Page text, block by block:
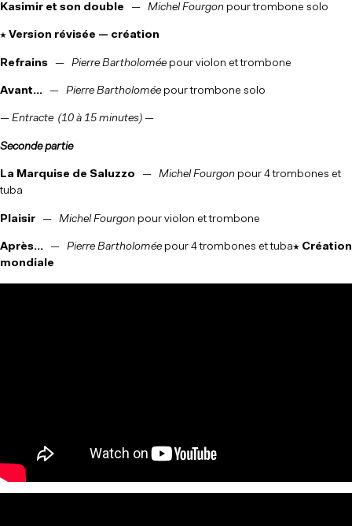
Kasimir et son double — Michel Fourgon pour trombone solo
★ Version révisée — création
Refrains — Pierre Bartholomée pour violon et trombone
Avant… — Pierre Bartholomée pour trombone solo
— Entracte (10 à 15 minutes) —
Seconde partie
La Marquise de Saluzzo — Michel Fourgon pour 4 trombones et
tuba
Plaisir — Michel Fourgon pour violon et trombone
Après… — Pierre Bartholomée pour 4 trombones et tuba★ Création
mondiale